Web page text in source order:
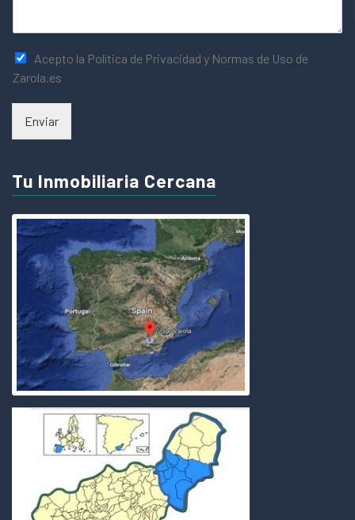
Acepto la Política de Privacidad y Normas de Uso de
Zarola.es
Enviar
Tu Inmobiliaria Cercana